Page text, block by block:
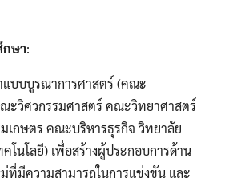
กษา:
แบบบูรณาการศาสตร์ (คณะ
ะวิศวกรรมศาสตร์ คณะวิทยาศาสตร์
เกษตร คณะบริหารธุรกิจ วิทยาลัย
โนโลยี) เพื่อสร้างผู้ประกอบการด้าน
ที่มีความสามารถในการแข่งขัน และ